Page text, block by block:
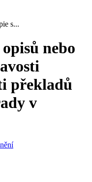
s...
nebo
překladů
v